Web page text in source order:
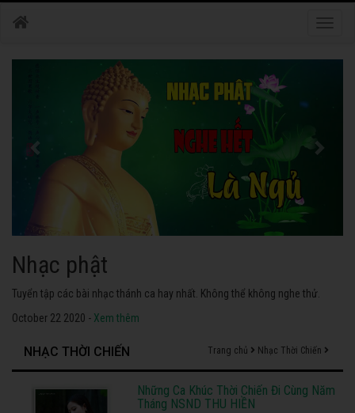
Nhạc phật
Tuyển tập các bài nhạc thánh ca hay nhất. Không thể không nghe thử.
October 22 2020 - Xem thêm
NHẠC THỜI CHIẾN Trang chủ Nhạc Thời Chiến
Những Ca Khúc Thời Chiến Đi Cùng Năm
Tháng NSND THU HIỀN